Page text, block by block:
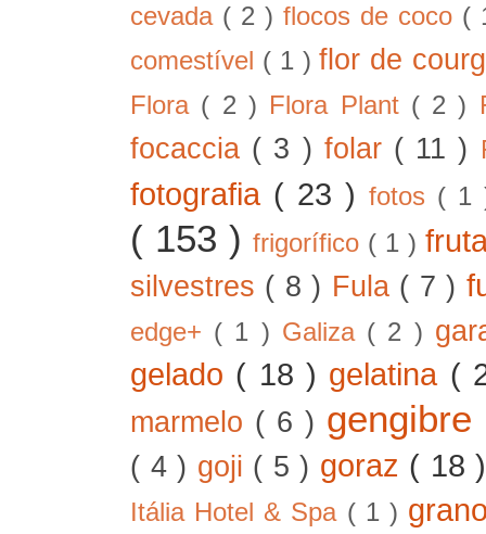
cevada ( 2 )flocos de coco (
comestível ( 1 )flor de
Flora ( 2 ) Flora Plant ( 2 )
focaccia ( 3 ) folar ( 11 )
fotografia ( 23 ) fotos (
( 153 )frigorífico ( 1 )
silvestres ( 8 ) Fula ( 7 )
edge+ ( 1 ) Galiza ( 2 )
gelado ( 18 ) gelatina (
marmelo ( 6 ) gengibre
( 4 ) goji ( 5 ) goraz ( 18
Itália Hotel & Spa ( 1 )